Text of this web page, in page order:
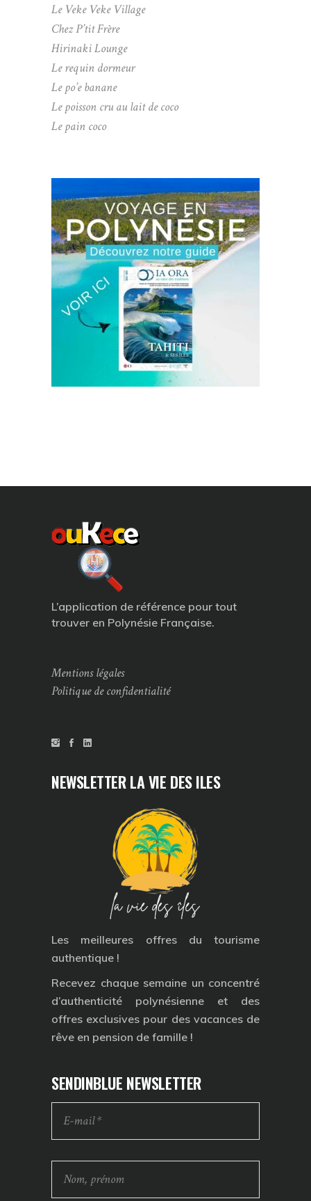
Le Veke Veke Village
Chez P’tit Frère
Hirinaki Lounge
Le requin dormeur
Le po’e banane
Le poisson cru au lait de coco
Le pain coco
L’application de référence pour tout
trouver en Polynésie Française.
Mentions légales
Politique de confidentialité
NEWSLETTER LA VIE DES ILES
Les meilleures offres du tourisme
authentique !
Recevez chaque semaine un concentré
d’authenticité polynésienne et des
offres exclusives pour des vacances de
rêve en pension de famille !
SENDINBLUE NEWSLETTER